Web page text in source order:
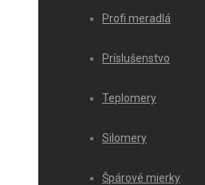
Profi meradlá
Príslušenstvo
Teplomery
Silomery
Špárové mierky